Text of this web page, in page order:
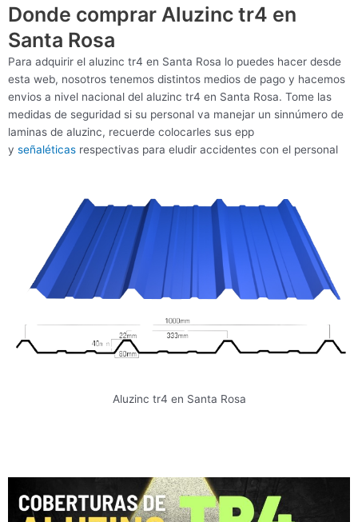
Donde comprar Aluzinc tr4 en
Santa Rosa
Para adquirir el aluzinc tr4 en Santa Rosa lo puedes hacer desde
esta web, nosotros tenemos distintos medios de pago y hacemos
envios a nivel nacional del aluzinc tr4 en Santa Rosa. Tome las
medidas de seguridad si su personal va manejar un sinnúmero de
laminas de aluzinc, recuerde colocarles sus epp
y señaléticas respectivas para eludir accidentes con el personal
Aluzinc tr4 en Santa Rosa